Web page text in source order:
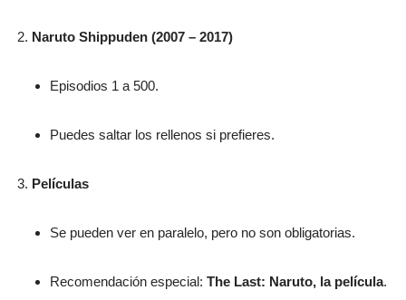
Naruto Shippuden (2007 – 2017)
Episodios 1 a 500.
Puedes saltar los rellenos si prefieres.
Películas
Se pueden ver en paralelo, pero no son obligatorias.
Recomendación especial: The Last: Naruto, la película.